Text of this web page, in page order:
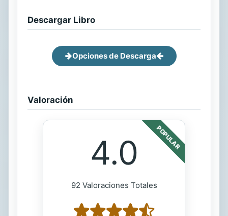
Descargar Libro
Opciones de Descarga
Valoración
POPULAR
4.0
92 Valoraciones Totales